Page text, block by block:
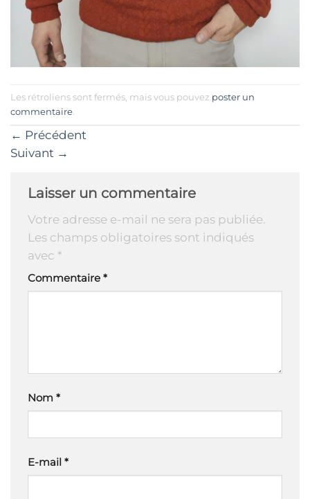
Les rétroliens sont fermés, mais vous pouvez poster un
commentaire
← Précédent
Suivant →
Laisser un commentaire
Votre adresse e-mail ne sera pas publiée.
Les champs obligatoires sont indiqués
avec *
Commentaire *
Nom *
E-mail *